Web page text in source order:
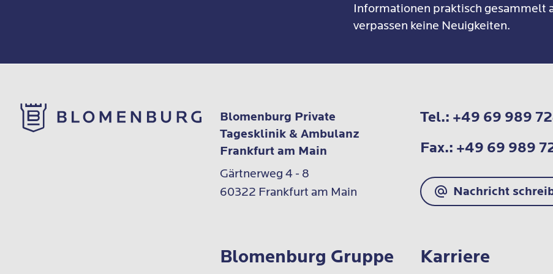
Informationen praktisch gesammelt
verpassen keine Neuigkeiten.
Blomenburg Private
Tagesklinik & Ambulanz
Frankfurt am Main
Gärtnerweg 4 - 8
60322 Frankfurt am Main
Tel.: +49 69 989
Fax.: +49 69 989
Nachricht
Blomenburg Gruppe Karriere